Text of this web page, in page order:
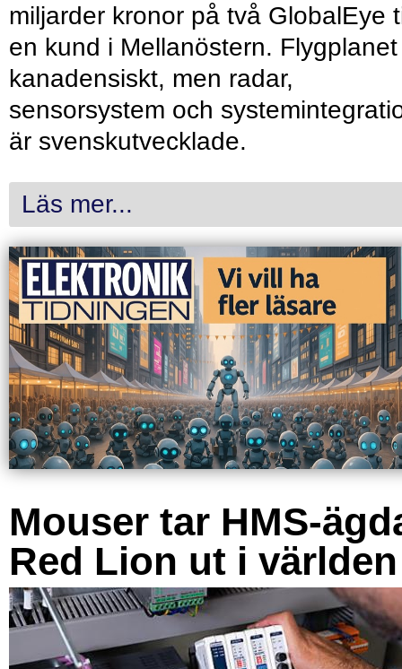
miljarder kronor på två GlobalEye
en kund i Mellanöstern.
kanadensiskt, men radar,
sensorsystem och
är svenskutvecklade.
Läs mer...
Mouser tar HMS-
Red Lion ut i världen